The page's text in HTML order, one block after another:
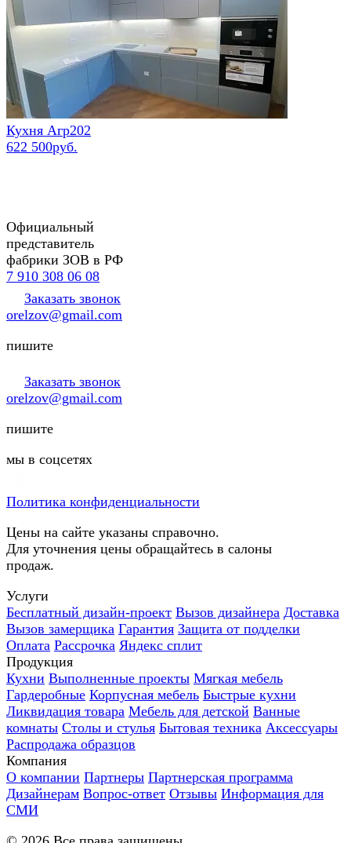
Кухня Агр202
622 500руб.
Официальный
представитель
фабрики ЗОВ в РФ
7 910 308 06 08
Заказать звонок
orelzov@gmail.com
пишите
Заказать звонок
orelzov@gmail.com
пишите
мы в соцсетях
Политика конфиденциальности
Цены на сайте указаны справочно.
Для уточнения цены обращайтесь в салоны
продаж.
Услуги
Бесплатный дизайн-проект Вызов дизайнера Доставка
Вызов замерщика Гарантия Защита от подделки
Оплата Рассрочка Яндекс сплит
Продукция
Кухни Выполненные проекты Мягкая мебель
Гардеробные Корпусная мебель Быстрые кухни
Ликвидация товара Мебель для детской Ванные
комнаты Столы и стулья Бытовая техника Аксессуары
Распродажа образцов
Компания
О компании Партнеры Партнерская программа
Дизайнерам Вопрос-ответ Отзывы Информация для
СМИ